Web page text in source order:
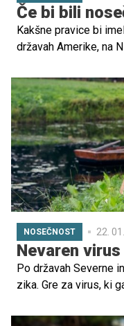
Če bi bili
Kakšne pravice bi
državah Amerike, na
NOSEČNOST 22.
Nevaren
Po državah Severne
zika. Gre za virus, ki
pri zarodku povzroči